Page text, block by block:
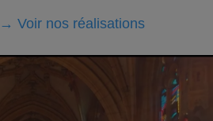
→ Voir nos réalisations